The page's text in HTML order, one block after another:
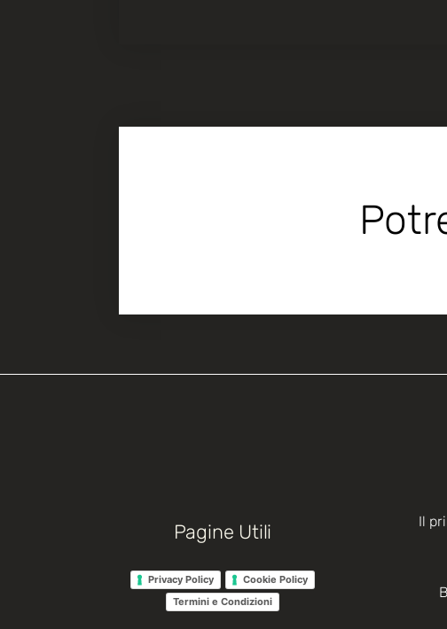
Pagine Utili
Privacy Policy
Cookie Policy
Termini e Condizioni
Il